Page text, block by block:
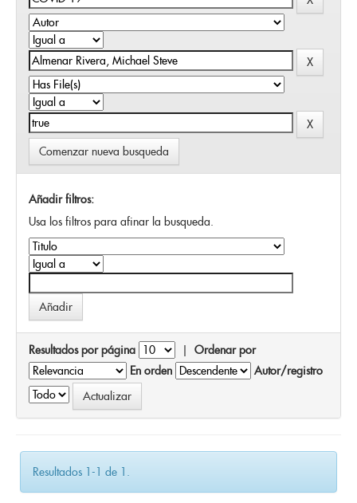
Comenzar nueva busqueda
Añadir filtros:
Usa los filtros para afinar la busqueda.
Resultados por página | Ordenar por
En orden
Autor/registro
Resultados 1-1 de 1.